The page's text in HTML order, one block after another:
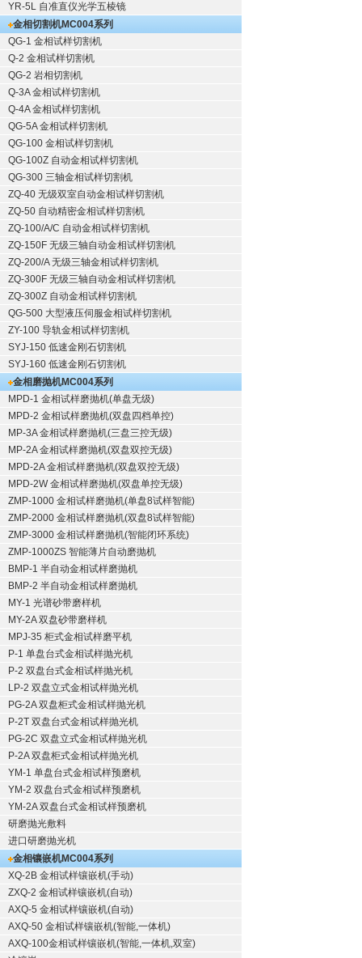
YR-5L 自准直仪光学五棱镜
金相切割机MC004系列
QG-1 金相试样切割机
Q-2 金相试样切割机
QG-2 岩相切割机
Q-3A 金相试样切割机
Q-4A 金相试样切割机
QG-5A 金相试样切割机
QG-100 金相试样切割机
QG-100Z 自动金相试样切割机
QG-300 三轴金相试样切割机
ZQ-40 无级双室自动金相试样切割机
ZQ-50 自动精密金相试样切割机
ZQ-100/A/C 自动金相试样切割机
ZQ-150F 无级三轴自动金相试样切割机
ZQ-200/A 无级三轴金相试样切割机
ZQ-300F 无级三轴自动金相试样切割机
ZQ-300Z 自动金相试样切割机
QG-500 大型液压伺服金相试样切割机
ZY-100 导轨金相试样切割机
SYJ-150 低速金刚石切割机
SYJ-160 低速金刚石切割机
金相磨抛机MC004系列
MPD-1 金相试样磨抛机(单盘无级)
MPD-2 金相试样磨抛机(双盘四档单控)
MP-3A 金相试样磨抛机(三盘三控无级)
MP-2A 金相试样磨抛机(双盘双控无级)
MPD-2A 金相试样磨抛机(双盘双控无级)
MPD-2W 金相试样磨抛机(双盘单控无级)
ZMP-1000 金相试样磨抛机(单盘8试样智能)
ZMP-2000 金相试样磨抛机(双盘8试样智能)
ZMP-3000 金相试样磨抛机(智能闭环系统)
ZMP-1000ZS 智能薄片自动磨抛机
BMP-1 半自动金相试样磨抛机
BMP-2 半自动金相试样磨抛机
MY-1 光谱砂带磨样机
MY-2A 双盘砂带磨样机
MPJ-35 柜式金相试样磨平机
P-1 单盘台式金相试样抛光机
P-2 双盘台式金相试样抛光机
LP-2 双盘立式金相试样抛光机
PG-2A 双盘柜式金相试样抛光机
P-2T 双盘台式金相试样抛光机
PG-2C 双盘立式金相试样抛光机
P-2A 双盘柜式金相试样抛光机
YM-1 单盘台式金相试样预磨机
YM-2 双盘台式金相试样预磨机
YM-2A 双盘台式金相试样预磨机
研磨抛光敷料
进口研磨抛光机
金相镶嵌机MC004系列
XQ-2B 金相试样镶嵌机(手动)
ZXQ-2 金相试样镶嵌机(自动)
AXQ-5 金相试样镶嵌机(自动)
AXQ-50 金相试样镶嵌机(智能,一体机)
AXQ-100金相试样镶嵌机(智能,一体机,双室)